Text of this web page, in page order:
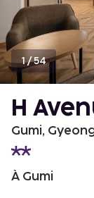
1/54
H
Gumi,
À Gumi